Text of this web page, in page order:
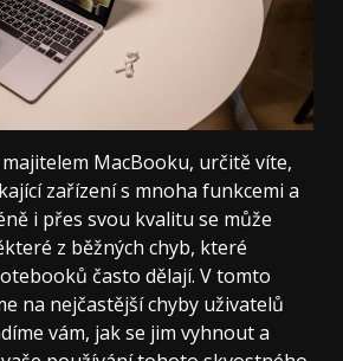
MacBooku, určitě víte,
zařízení s mnoha funkcemi a
i přes svou kvalitu se může
z běžných chyb, které
často dělají. V tomto
na nejčastější chyby uživatelů
vám, jak se jim vyhnout a